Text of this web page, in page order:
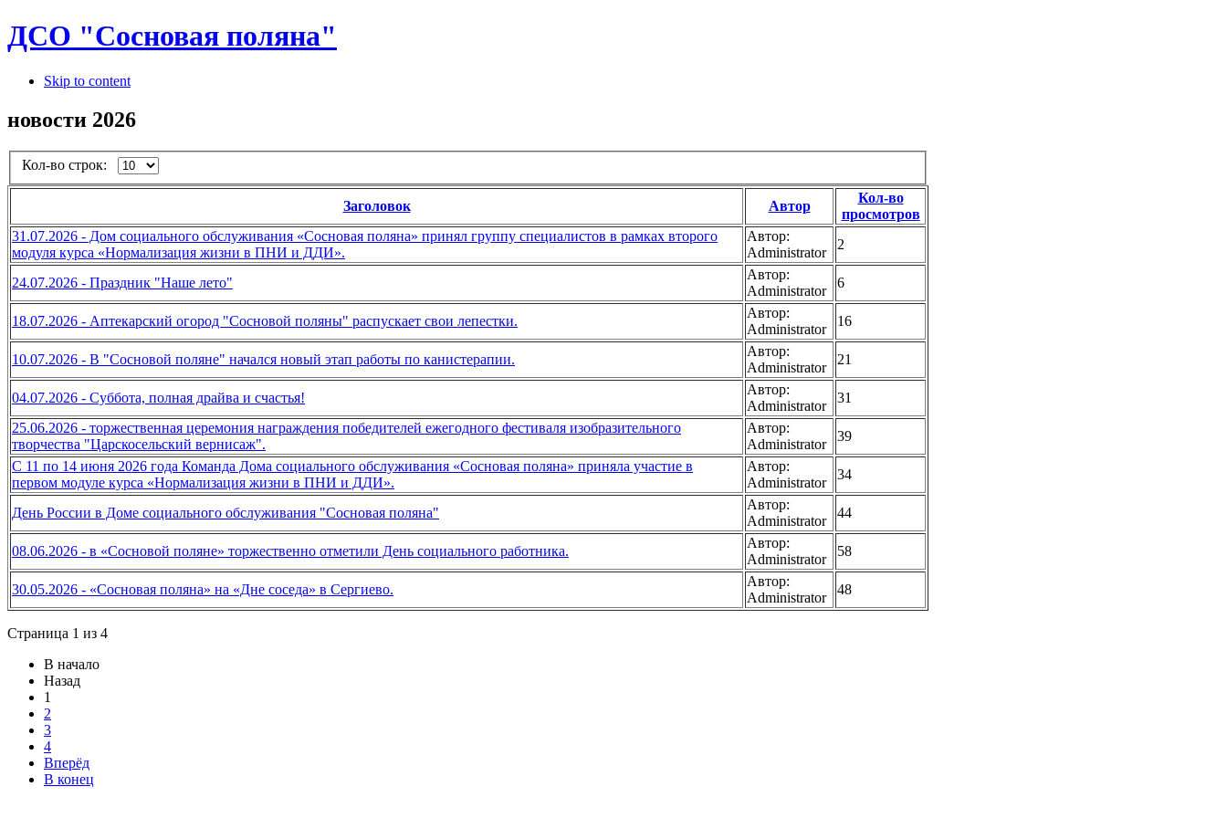
ДСО "Сосновая поляна"
Skip to content
новости 2026
Кол-во строк:
Заголовок Автор
Кол-во
просмотров
31.07.2026 - Дом социального обслуживания «Сосновая поляна» принял группу специалистов в рамках второго
модуля курса «Нормализация жизни в ПНИ и ДДИ».
Автор:
Administrator
2
24.07.2026 - Праздник "Наше лето"
Автор:
Administrator
6
18.07.2026 - Аптекарский огород "Сосновой поляны" распускает свои лепестки.
Автор:
Administrator
16
10.07.2026 - В "Сосновой поляне" начался новый этап работы по канистерапии.
Автор:
Administrator
21
04.07.2026 - Суббота, полная драйва и счастья!
Автор:
Administrator
31
25.06.2026 - торжественная церемония награждения победителей ежегодного фестиваля изобразительного
творчества "Царскосельский вернисаж".
Автор:
Administrator
39
С 11 по 14 июня 2026 года Команда Дома социального обслуживания «Сосновая поляна» приняла участие в
первом модуле курса «Нормализация жизни в ПНИ и ДДИ».
Автор:
Administrator
34
День России в Доме социального обслуживания "Сосновая поляна"
Автор:
Administrator
44
08.06.2026 - в «Сосновой поляне» торжественно отметили День социального работника.
Автор:
Administrator
58
30.05.2026 - «Сосновая поляна» на «Дне соседа» в Сергиево.
Автор:
Administrator
48
Страница 1 из 4
В начало
Назад
1
2
3
4
Вперёд
В конец